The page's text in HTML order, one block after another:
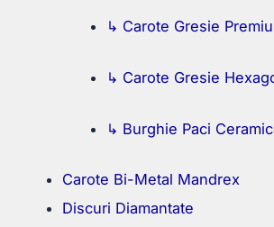
↳ Carote Gresie
↳ Carote Gresie
↳ Burghie Paci
Carote Bi-Metal Mandrex
Discuri Diamantate